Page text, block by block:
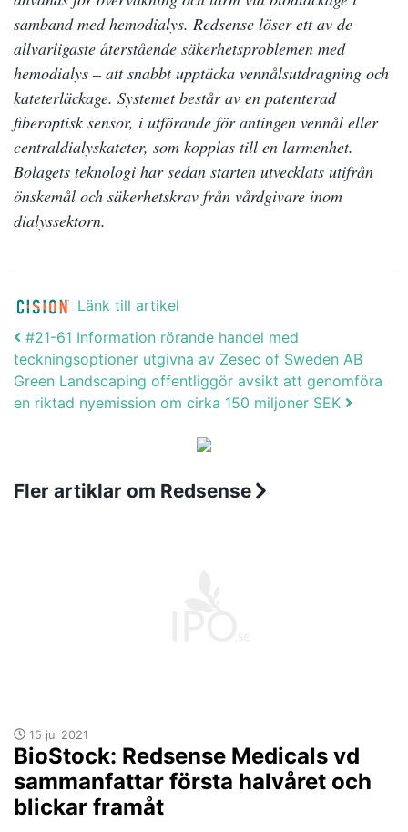
samband med hemodialys. Redsense löser ett av de
allvarligaste återstående säkerhetsproblemen med
hemodialys – att snabbt upptäcka vennålsutdragning och
kateterläckage. Systemet består av en patenterad
fiberoptisk sensor, i utförande för antingen vennål eller
centraldialyskateter, som kopplas till en larmenhet.
Bolagets teknologi har sedan starten utvecklats utifrån
önskemål och säkerhetskrav från vårdgivare inom
dialyssektorn.
Länk till artikel
Post navigation
#21-61 Information rörande handel med
teckningsoptioner utgivna av Zesec of Sweden AB
Green Landscaping offentliggör avsikt att genomföra
en riktad nyemission om cirka 150 miljoner SEK
Fler artiklar om Redsense
15 jul 2021
BioStock: Redsense Medicals vd
sammanfattar första halvåret och
blickar framåt